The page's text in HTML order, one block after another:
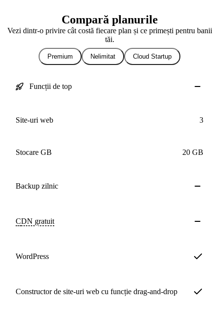
Compară planurile
Vezi dintr-o privire cât costă fiecare plan și ce primești pentru banii
tăi.
Premium Nelimitat Cloud Startup
Funcții de top
Site-uri web 3
Stocare GB 20 GB
Backup zilnic
CDN gratuit
WordPress
Constructor de site-uri web cu funcție drag-and-drop